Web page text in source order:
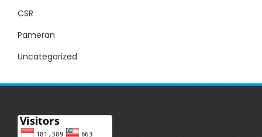
CSR
Pameran
Uncategorized